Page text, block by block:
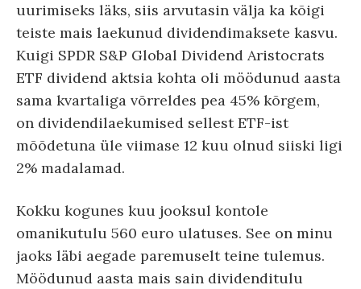
uurimiseks läks, siis arvutasin välja ka kõigi
teiste mais laekunud dividendimaksete kasvu.
Kuigi SPDR S&P Global Dividend Aristocrats
ETF dividend aktsia kohta oli möödunud aasta
sama kvartaliga võrreldes pea 45% kõrgem,
on dividendilaekumised sellest ETF-ist
mõõdetuna üle viimase 12 kuu olnud siiski ligi
2% madalamad.
Kokku kogunes kuu jooksul kontole
omanikutulu 560 euro ulatuses. See on minu
jaoks läbi aegade paremuselt teine tulemus.
Möödunud aasta mais sain dividenditulu